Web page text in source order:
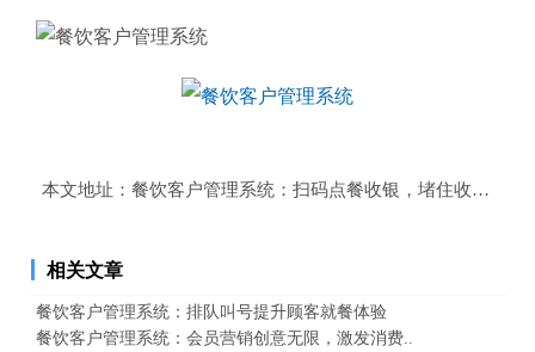
本文地址： 餐饮客户管理系统：扫码点餐收银，堵住收银漏洞
相关文章
餐饮客户管理系统：排队叫号提升顾客就餐体验
餐饮客户管理系统：会员营销创意无限，激发消费..